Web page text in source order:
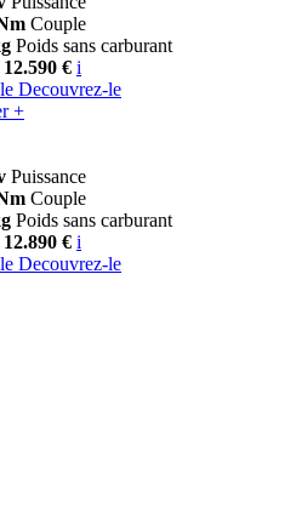
Couple
Poids sans carburant
€ i
Decouvrez-le
+
Puissance
Couple
Poids sans carburant
€ i
Decouvrez-le